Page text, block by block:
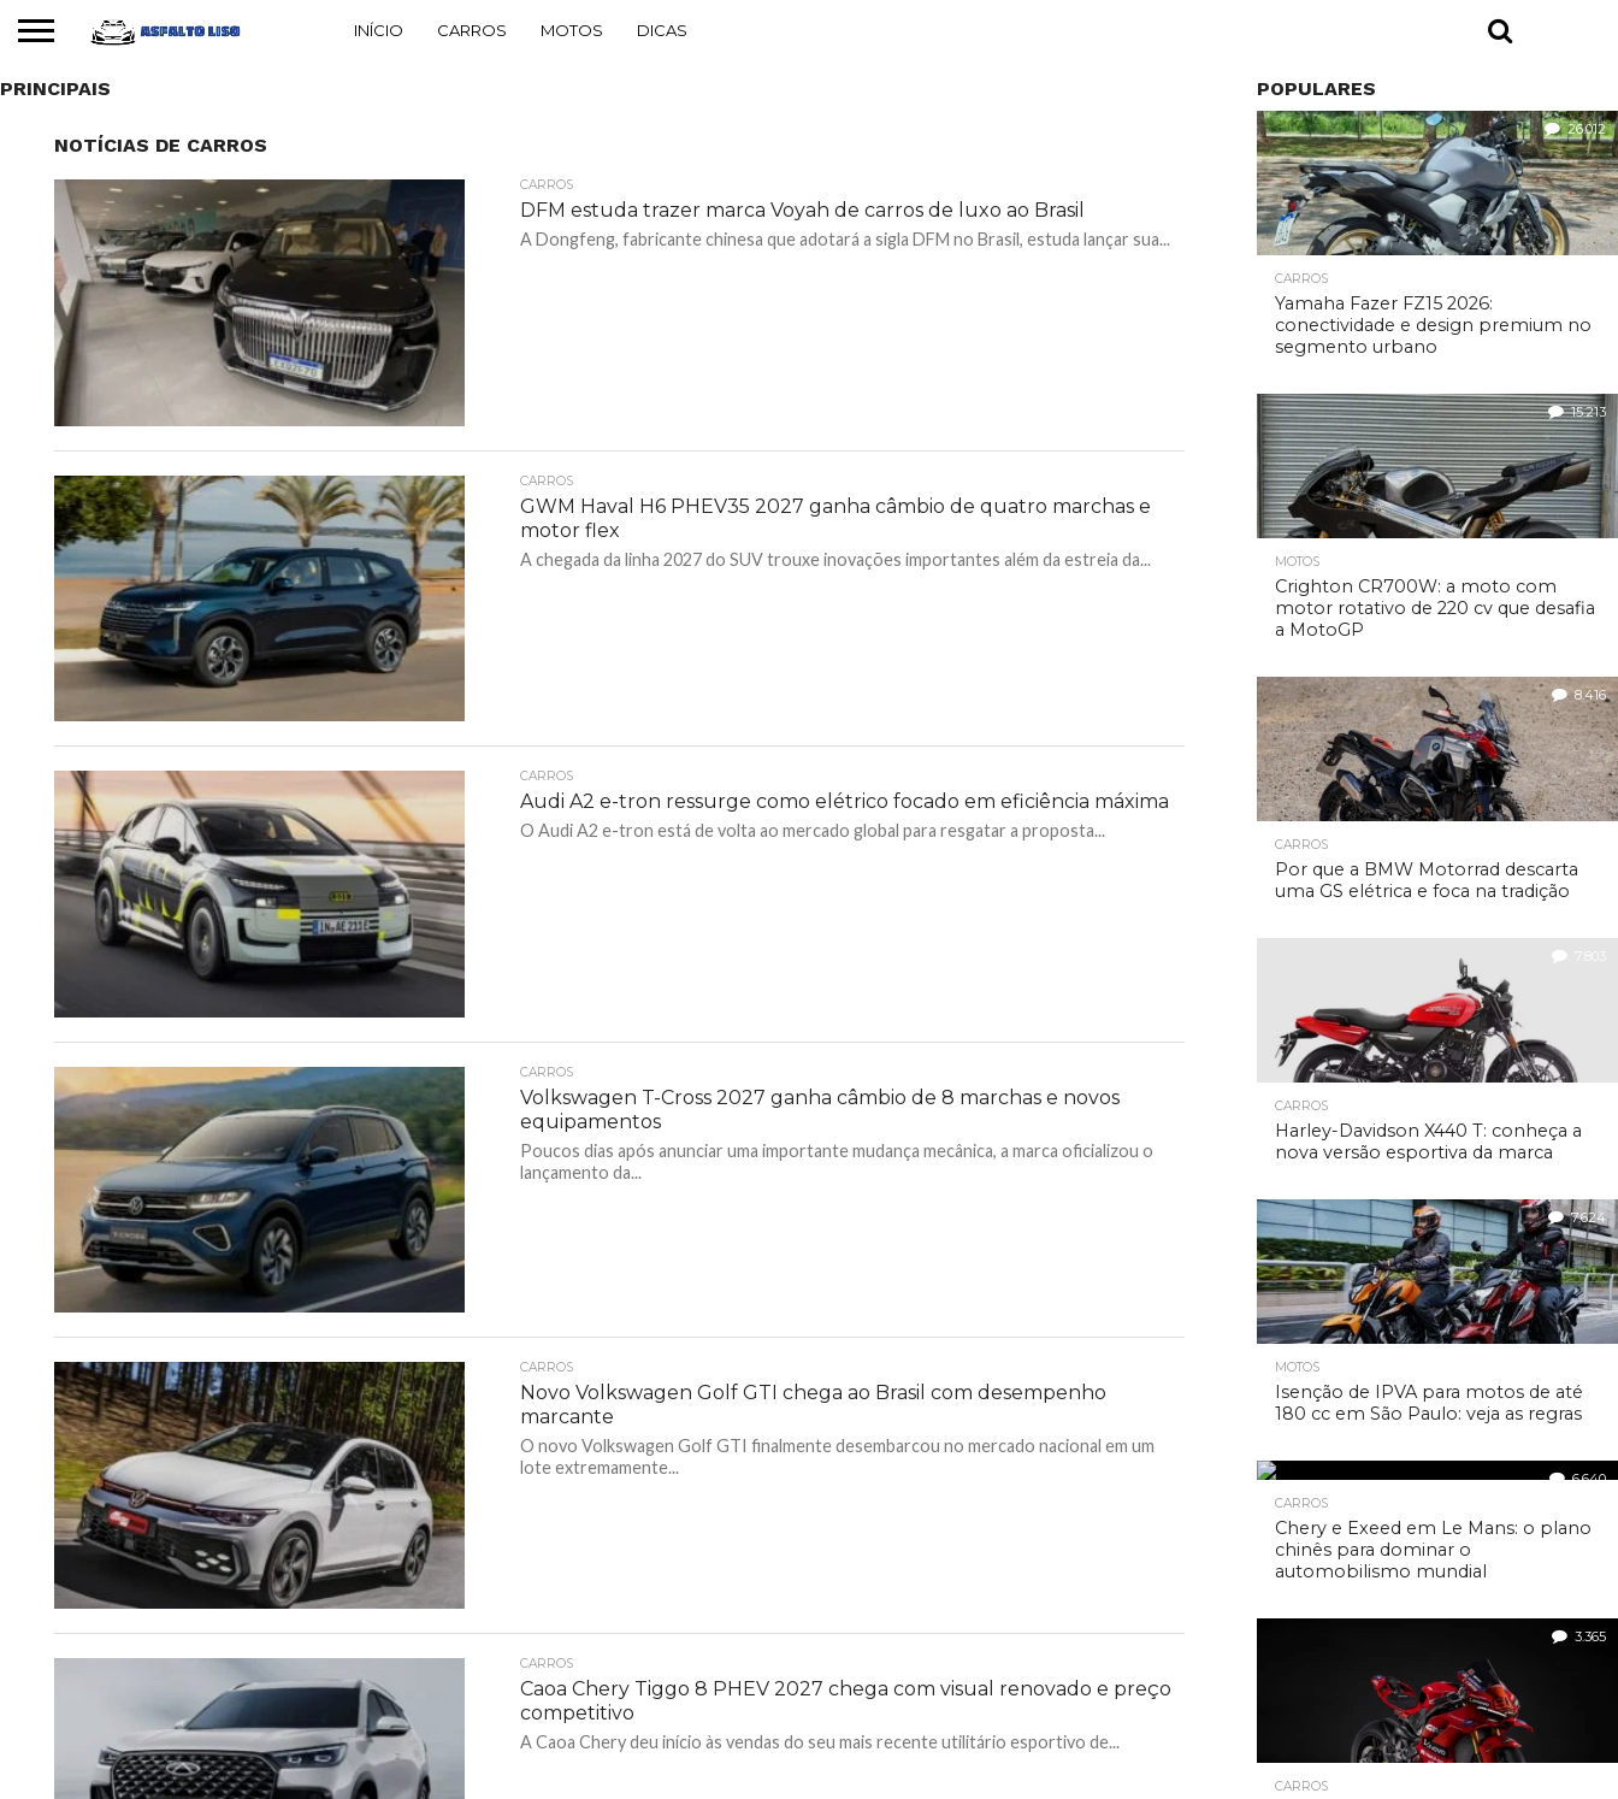
INÍCIO CARROS MOTOS DICAS
PRINCIPAIS
NOTÍCIAS DE CARROS
CARROS
DFM estuda trazer marca Voyah de carros de luxo ao Brasil
A Dongfeng, fabricante chinesa que adotará a sigla DFM no Brasil, estuda lançar sua...
CARROS
GWM Haval H6 PHEV35 2027 ganha câmbio de quatro marchas e
motor flex
A chegada da linha 2027 do SUV trouxe inovações importantes além da estreia da...
CARROS
Audi A2 e-tron ressurge como elétrico focado em eficiência máxima
O Audi A2 e-tron está de volta ao mercado global para resgatar a proposta...
CARROS
Volkswagen T-Cross 2027 ganha câmbio de 8 marchas e novos
equipamentos
Poucos dias após anunciar uma importante mudança mecânica, a marca oficializou o
lançamento da...
CARROS
Novo Volkswagen Golf GTI chega ao Brasil com desempenho
marcante
O novo Volkswagen Golf GTI finalmente desembarcou no mercado nacional em um
lote extremamente...
CARROS
Caoa Chery Tiggo 8 PHEV 2027 chega com visual renovado e preço
competitivo
A Caoa Chery deu início às vendas do seu mais recente utilitário esportivo de...
POPULARES
26.012
CARROS
Yamaha Fazer FZ15 2026:
conectividade e design premium no
segmento urbano
15.213
MOTOS
Crighton CR700W: a moto com
motor rotativo de 220 cv que desafia
a MotoGP
8.416
CARROS
Por que a BMW Motorrad descarta
uma GS elétrica e foca na tradição
7.803
CARROS
Harley-Davidson X440 T: conheça a
nova versão esportiva da marca
7.624
MOTOS
Isenção de IPVA para motos de até
180 cc em São Paulo: veja as regras
6.640
CARROS
Chery e Exeed em Le Mans: o plano
chinês para dominar o
automobilismo mundial
3.365
CARROS